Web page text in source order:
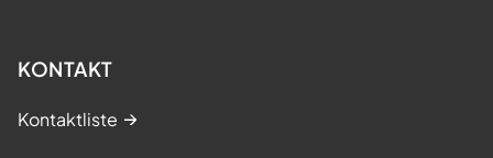
KONTAKT
Kontaktliste